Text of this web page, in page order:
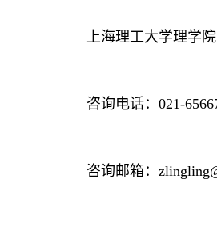
上海理工大学理学院
咨询电话： 021-
咨询邮箱：